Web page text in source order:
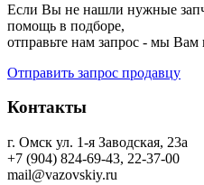
Если Вы не нашли нужные
помощь в подборе,
отправьте нам запрос - мы
Отправить запрос продавцу
Контакты
г. Омск ул. 1-я Заводская, 23а
+7 (904) 824-69-43, 22-37-00
mail@vazovskiy.ru